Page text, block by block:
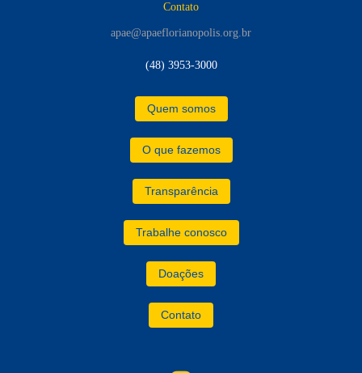
Contato
apae@apaeflorianopolis.org.br
(48) 3953-3000
Quem somos
O que fazemos
Transparência
Trabalhe conosco
Doações
Contato